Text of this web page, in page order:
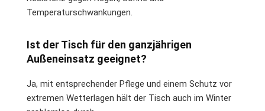
Temperaturschwankungen.
Ist der Tisch für den ganzjährigen
Außeneinsatz geeignet?
Ja, mit entsprechender Pflege und einem Schutz vor
extremen Wetterlagen hält der Tisch auch im Winter